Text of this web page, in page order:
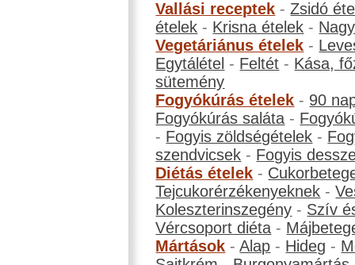
Vallási receptek -Zsidó
ételek - Krisna ételek -
Vegetáriánus ételek -
Egytálétel - Feltét - Kása,
sütemény
Fogyókúrás ételek - 90
Fogyókúrás saláta -
- Fogyis zöldségételek -
szendvicsek - Fogyis
Diétás ételek -
Tejcukorérzékenyeknek -
Koleszterinszegény - Szív
Vércsoport diéta -
Mártások -Alap - Hideg -